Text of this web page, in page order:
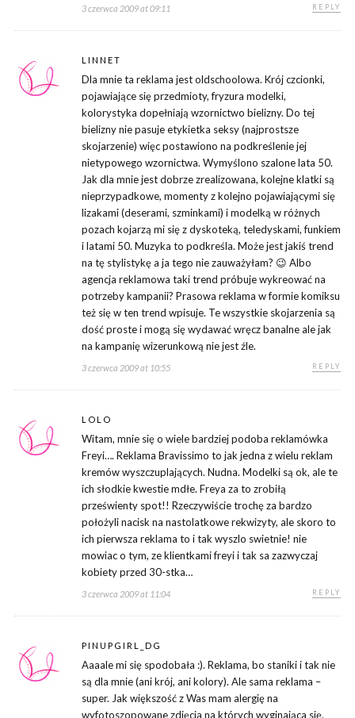
3 czerwca 2009 at 09:11 REPLY
LINNET
Dla mnie ta reklama jest oldschoolowa. Krój czcionki,
pojawiające się przedmioty, fryzura modelki,
kolorystyka dopełniają wzornictwo bielizny. Do tej
bielizny nie pasuje etykietka seksy (najprostsze
skojarzenie) więc postawiono na podkreślenie jej
nietypowego wzornictwa. Wymyślono szalone lata 50.
Jak dla mnie jest dobrze zrealizowana, kolejne klatki są
nieprzypadkowe, momenty z kolejno pojawiającymi się
lizakami (deserami, szminkami) i modelką w różnych
pozach kojarzą mi się z dyskoteką, teledyskami, funkiem
i latami 50. Muzyka to podkreśla. Może jest jakiś trend
na tę stylistykę a ja tego nie zauważyłam? 😉 Albo
agencja reklamowa taki trend próbuje wykreować na
potrzeby kampanii? Prasowa reklama w formie komiksu
też się w ten trend wpisuje. Te wszystkie skojarzenia są
dość proste i mogą się wydawać wręcz banalne ale jak
na kampanię wizerunkową nie jest źle.
3 czerwca 2009 at 10:55 REPLY
LOLO
Witam, mnie się o wiele bardziej podoba reklamówka
Freyi…. Reklama Bravissimo to jak jedna z wielu reklam
kremów wyszczuplających. Nudna. Modelki są ok, ale te
ich słodkie kwestie mdłe. Freya za to zrobiłą
prześwienty spot!! Rzeczywiście trochę za bardzo
położyli nacisk na nastolatkowe rekwizyty, ale skoro to
ich pierwsza reklama to i tak wyszlo swietnie! nie
mowiac o tym, ze klientkami freyi i tak sa zazwyczaj
kobiety przed 30-stka…
3 czerwca 2009 at 11:04 REPLY
PINUPGIRL_DG
Aaaale mi się spodobała :). Reklama, bo staniki i tak nie
są dla mnie (ani krój, ani kolory). Ale sama reklama –
super. Jak większość z Was mam alergię na
wyfotoszopowane zdjęcia na których wyginająca się,